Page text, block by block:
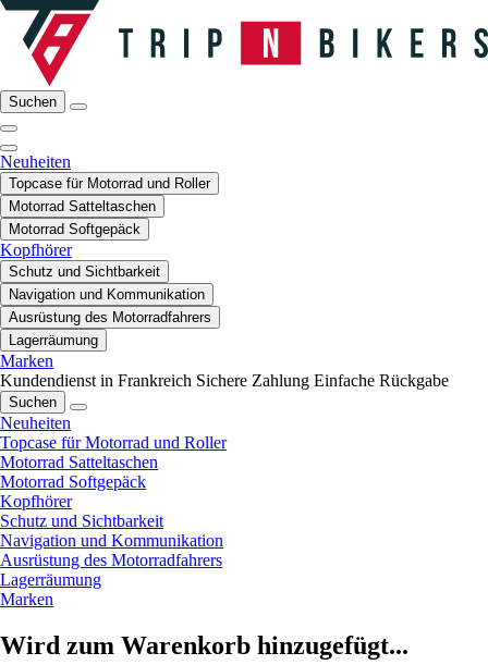
Suchen
Neuheiten
Topcase für Motorrad und Roller
Motorrad Satteltaschen
Motorrad Softgepäck
Kopfhörer
Schutz und Sichtbarkeit
Navigation und Kommunikation
Ausrüstung des Motorradfahrers
Lagerräumung
Marken
Kundendienst in Frankreich Sichere Zahlung Einfache Rückgabe
Suchen
Neuheiten
Topcase für Motorrad und Roller
Motorrad Satteltaschen
Motorrad Softgepäck
Kopfhörer
Schutz und Sichtbarkeit
Navigation und Kommunikation
Ausrüstung des Motorradfahrers
Lagerräumung
Marken
Wird zum Warenkorb hinzugefügt...